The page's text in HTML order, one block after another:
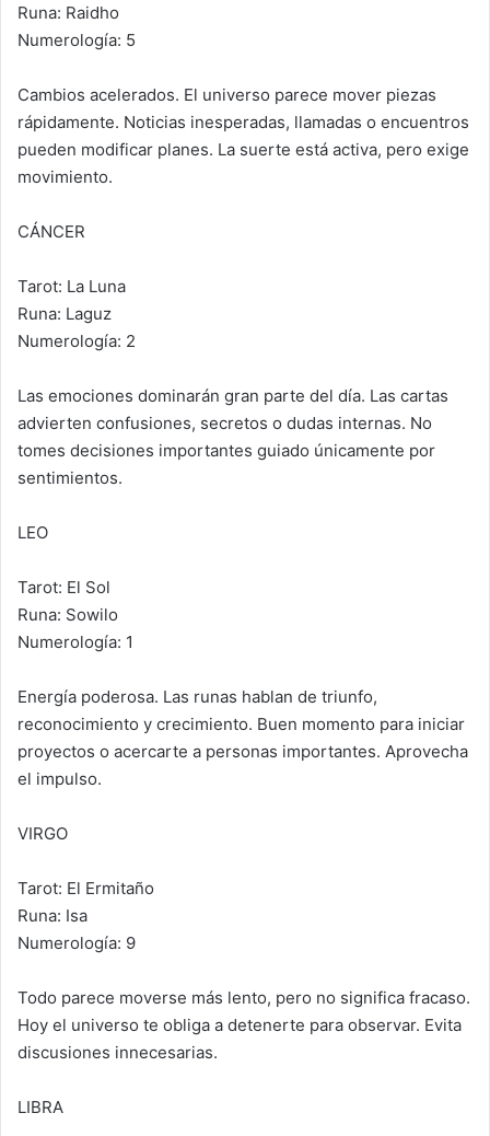
Runa: Raidho
Numerología: 5
Cambios acelerados. El universo parece mover piezas
rápidamente. Noticias inesperadas, llamadas o encuentros
pueden modificar planes. La suerte está activa, pero exige
movimiento.
CÁNCER
Tarot: La Luna
Runa: Laguz
Numerología: 2
Las emociones dominarán gran parte del día. Las cartas
advierten confusiones, secretos o dudas internas. No
tomes decisiones importantes guiado únicamente por
sentimientos.
LEO
Tarot: El Sol
Runa: Sowilo
Numerología: 1
Energía poderosa. Las runas hablan de triunfo,
reconocimiento y crecimiento. Buen momento para iniciar
proyectos o acercarte a personas importantes. Aprovecha
el impulso.
VIRGO
Tarot: El Ermitaño
Runa: Isa
Numerología: 9
Todo parece moverse más lento, pero no significa fracaso.
Hoy el universo te obliga a detenerte para observar. Evita
discusiones innecesarias.
LIBRA